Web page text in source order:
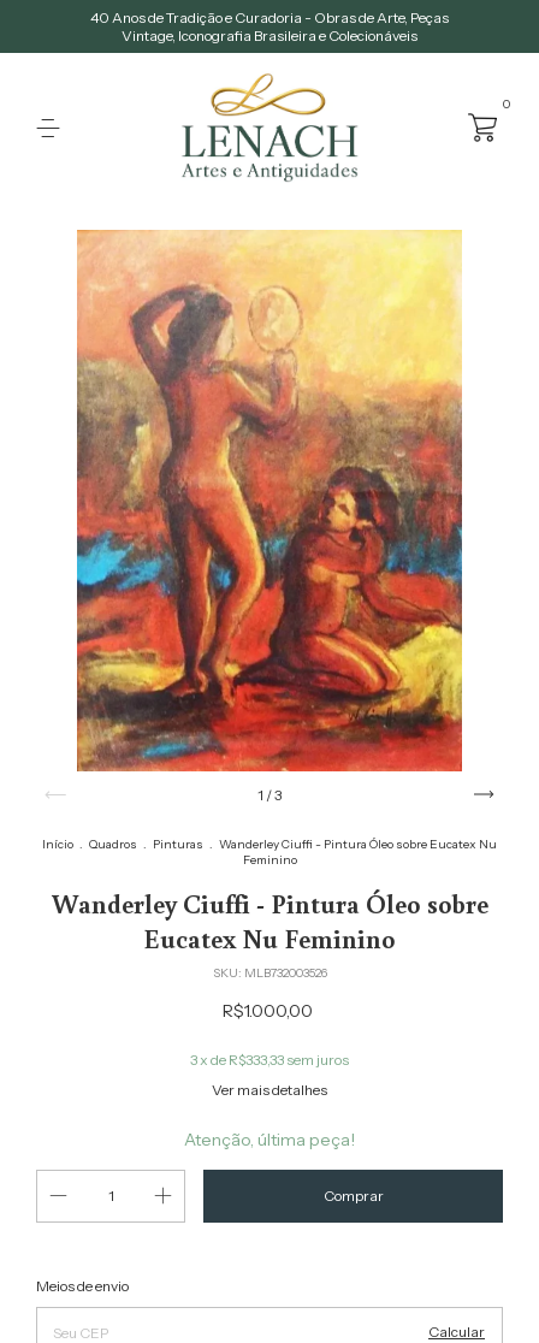
40 Anos de Tradição e Curadoria - Obras de Arte, Peças
Vintage, Iconografia Brasileira e Colecionáveis
0
1 /3
Início . Quadros . Pinturas . Wanderley Ciuffi - Pintura Óleo sobre Eucatex Nu
Feminino
Wanderley Ciuffi - Pintura Óleo sobre
Eucatex Nu Feminino
SKU: MLB732003526
R$1.000,00
3x de R$333,33 sem juros
Ver mais detalhes
Atenção, última peça!
Entregas para o CEP:
Meios de envio
Calcular